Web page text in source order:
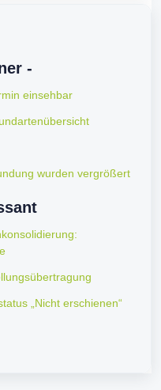
-
einsehbar
wurden vergrößert
„Nicht erschienen“